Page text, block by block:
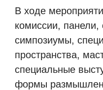
В ходе
комиссии,
симпозиумы,
пространства,
специальные
формы